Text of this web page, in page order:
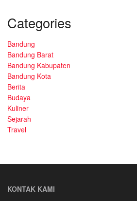
Categories
Bandung
Bandung Barat
Bandung Kabupaten
Bandung Kota
Berita
Budaya
Kuliner
Sejarah
Travel
KONTAK KAMI